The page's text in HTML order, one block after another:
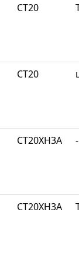
СТ20
СТ20
СТ20ХН3А -
СТ20ХН3А